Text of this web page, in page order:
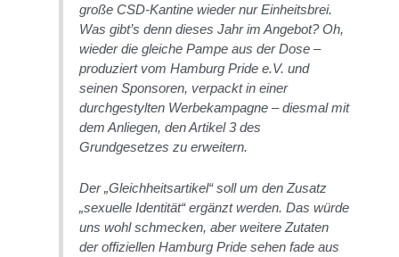
große CSD-Kantine wieder nur Einheitsbrei.
Was gibt’s denn dieses Jahr im Angebot? Oh,
wieder die gleiche Pampe aus der Dose –
produziert vom Hamburg Pride e.V. und
seinen Sponsoren, verpackt in einer
durchgestylten Werbekampagne – diesmal mit
dem Anliegen, den Artikel 3 des
Grundgesetzes zu erweitern.
Der „Gleichheitsartikel“ soll um den Zusatz
„sexuelle Identität“ ergänzt werden. Das würde
uns wohl schmecken, aber weitere Zutaten
der offiziellen Hamburg Pride sehen fade aus